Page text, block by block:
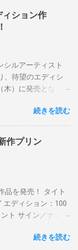
ィション作
シルアーティスト
、待望のエディシ
）に発売となり
今作でも健在。(
ら ) 発売日：6月30
KISS カラー：
エディショ
× 550mm 価格：
こちら から
続きを読む
作プリン
品を発売！ タイト
エディション：100
ト サイン／ナンバ
（エディション：
続きを読む